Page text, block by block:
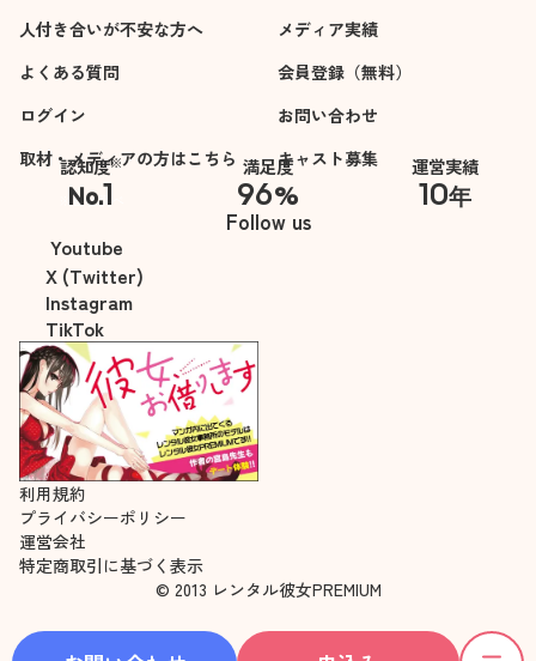
人付き合いが不安な方へ
メディア実績
よくある質問
会員登録（無料）
ログイン
お問い合わせ
取材・メディアの方はこちら
キャスト募集
認知度※
No.1
※自社調べ
満足度
96%
運営実績
10年
Follow us
Youtube
X (Twitter)
Instagram
TikTok
利用規約
プライバシーポリシー
運営会社
特定商取引に基づく表示
© 2013 レンタル彼女PREMIUM